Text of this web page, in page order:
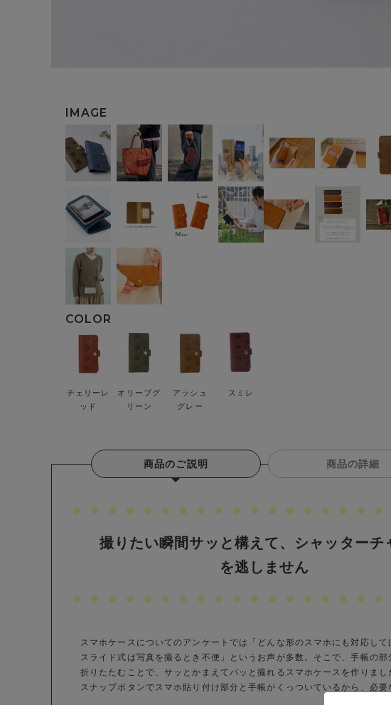
チェリーレ
ッド
オリーブグ
リーン
アッシュ
グレー
スミレ
商品のご説明 商品の詳細
撮りたい瞬間サッと構えて、シャッターチ
を逃しません
スマホケースについてのアンケートでは「どんな形のスマホにも対応して
スライド式は写真を撮るとき不便」というお声が多数。そこで、手帳の部
折りたたむことで、サッとかまえてパッと撮れるスマホケースを作りまし
スナップボタンでスマホ貼り付け部分と手帳がくっついているから、必要